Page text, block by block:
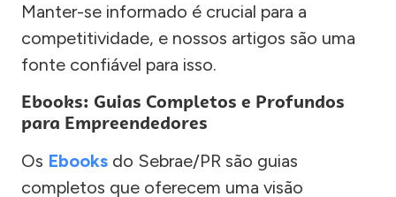
Manter-se informado é crucial para a
competitividade, e nossos artigos são uma
fonte confiável para isso.
Ebooks: Guias Completos e Profundos
para Empreendedores
Os Ebooks do Sebrae/PR são guias
completos que oferecem uma visão